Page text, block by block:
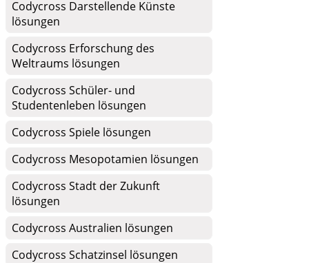
Codycross Darstellende Künste
lösungen
Codycross Erforschung des
Weltraums lösungen
Codycross Schüler- und
Studentenleben lösungen
Codycross Spiele lösungen
Codycross Mesopotamien lösungen
Codycross Stadt der Zukunft
lösungen
Codycross Australien lösungen
Codycross Schatzinsel lösungen